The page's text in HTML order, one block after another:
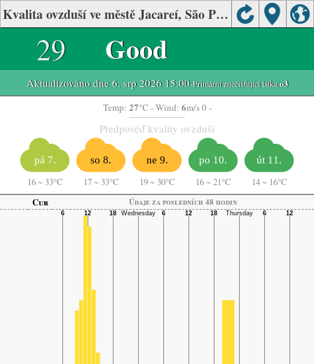
Kvalita ovzduší ve městě Jacareí, São Paulo
29 Good
Aktualizováno dne 6. srp 2026 15:00-Primární znečišťující látka:o3
Temp: 27°C - Wind: 6m/s 0 -
Předpověď kvality ovzduší
pá 7.
16 ~ 33°C
so 8.
17 ~ 33°C
ne 9.
19 ~ 30°C
po 10.
16 ~ 21°C
út 11.
14 ~ 16°C
Cur
Údaje za posledních 48 hodin